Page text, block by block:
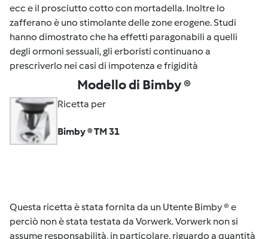
ecc e il prosciutto cotto con mortadella. Inoltre lo
zafferano è uno stimolante delle zone erogene. Studi
hanno dimostrato che ha effetti paragonabili a quelli
degli ormoni sessuali, gli erboristi continuano a
prescriverlo nei casi di impotenza e frigidità
Modello di Bimby ®
Ricetta per
Bimby ® TM 31
Questa ricetta è stata fornita da un Utente Bimby ® e
perciò non è stata testata da Vorwerk. Vorwerk non si
assume responsabilità, in particolare, riguardo a quantità